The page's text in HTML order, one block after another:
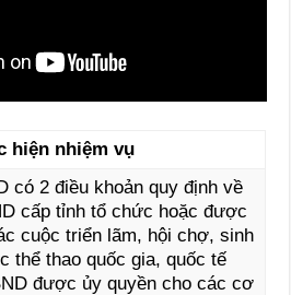
hiện nhiệm vụ
có 2 điều khoản quy định về
cấp tỉnh tổ chức hoặc được
cuộc triển lãm, hội chợ, sinh
thể thao quốc gia, quốc tế
được ủy quyền cho các cơ